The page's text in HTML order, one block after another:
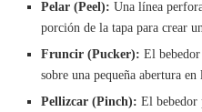
Pelar (Peel): Una línea
porción de la tapa para crear
Fruncir (Pucker): El
sobre una pequeña abertura en
Pellizcar (Pinch): El bebedor